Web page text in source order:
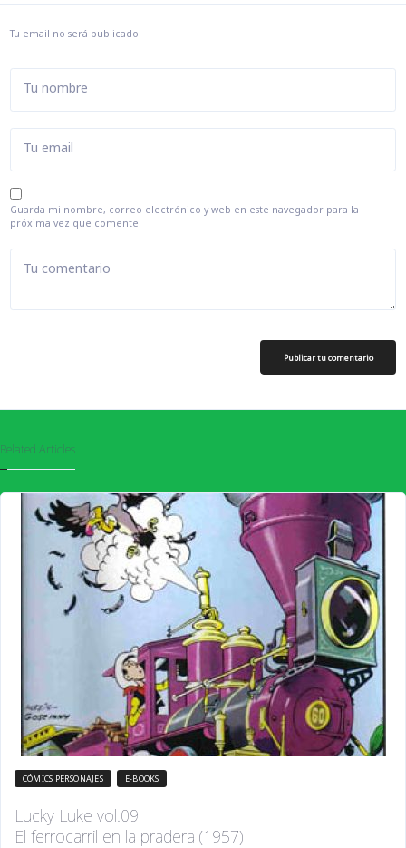
Tu email no será publicado.
Tu nombre
Tu email
Guarda mi nombre, correo electrónico y web en este navegador para la
próxima vez que comente.
Tu comentario
Publicar tu comentario
Related Articles
CÓMICS PERSONAJES E-BOOKS
Lucky Luke vol.09
El ferrocarril en la pradera (1957)